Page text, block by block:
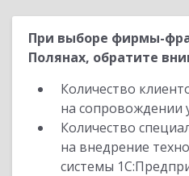
При выборе фирмы-
Полянах, обратите
Количество
на сопровождении
Количество
на внедрение
системы